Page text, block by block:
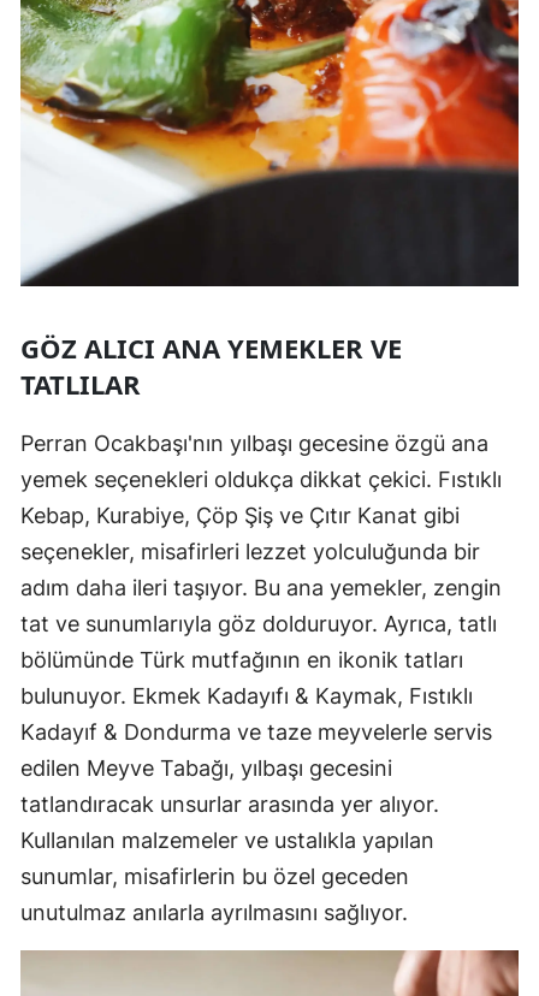
GÖZ ALICI ANA YEMEKLER VE
TATLILAR
Perran Ocakbaşı'nın yılbaşı gecesine özgü ana
yemek seçenekleri oldukça dikkat çekici. Fıstıklı
Kebap, Kurabiye, Çöp Şiş ve Çıtır Kanat gibi
seçenekler, misafirleri lezzet yolculuğunda bir
adım daha ileri taşıyor. Bu ana yemekler, zengin
tat ve sunumlarıyla göz dolduruyor. Ayrıca, tatlı
bölümünde Türk mutfağının en ikonik tatları
bulunuyor. Ekmek Kadayıfı & Kaymak, Fıstıklı
Kadayıf & Dondurma ve taze meyvelerle servis
edilen Meyve Tabağı, yılbaşı gecesini
tatlandıracak unsurlar arasında yer alıyor.
Kullanılan malzemeler ve ustalıkla yapılan
sunumlar, misafirlerin bu özel geceden
unutulmaz anılarla ayrılmasını sağlıyor.